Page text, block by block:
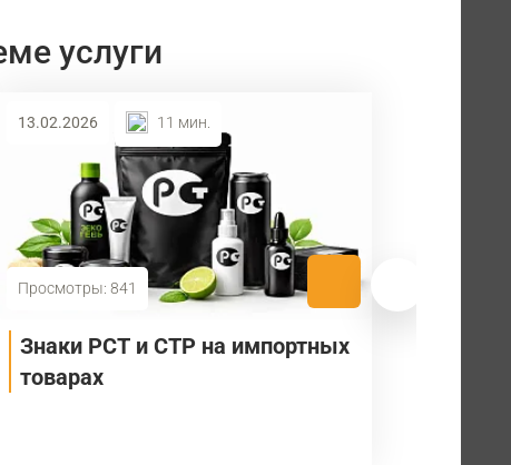
услуги
13.02.2026 11 мин.
Просмотры: 841
Знаки РСТ и СТР на импортных
товарах